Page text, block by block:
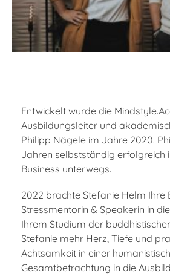
Entwickelt wurde die
Ausbildungsleiter und
Philipp Nägele im Jahre 2020.
Jahren selbstständig erfolgreich
Business unterwegs.
2022 brachte Stefanie Helm Ihre
Stressmentorin & Speakerin in
Ihrem Studium der
Stefanie mehr Herz, Tiefe und
Achtsamkeit in einer
Gesamtbetrachtung in die